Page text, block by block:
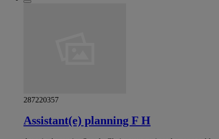
287220357
Assistant(e) planning F H